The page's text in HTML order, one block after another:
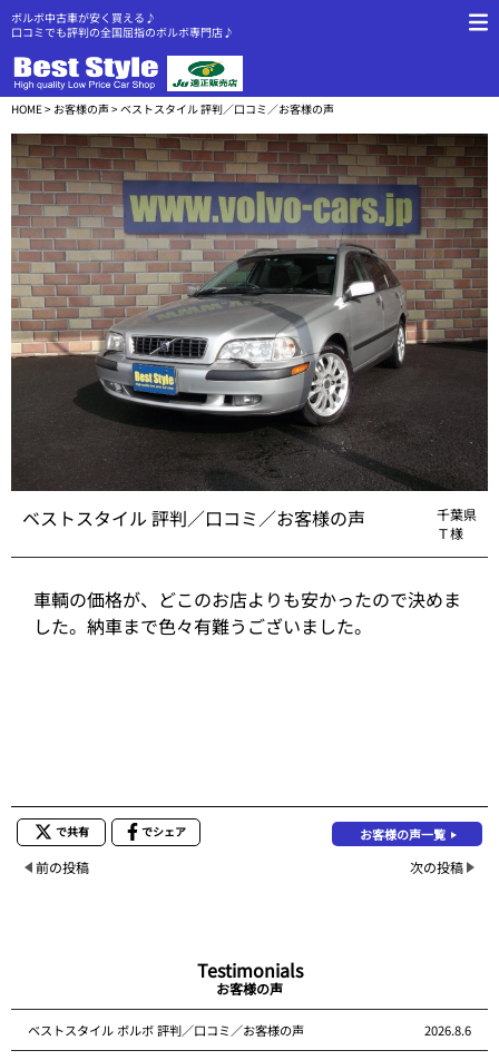
ボルボ中古車が安く買える♪
口コミでも評判の全国屈指のボルボ専門店♪
HOME> お客様の声> ベストスタイル 評判／口コミ／お客様の声
ベストスタイル 評判／口コミ／お客様の声
千葉県
Ｔ様
車輌の価格が、どこのお店よりも安かったので決めま
した。納車まで色々有難うございました。
で共有 でシェア お客様の声一覧
前の投稿 次の投稿
Testimonials
お客様の声
ベストスタイル ボルボ 評判／口コミ／お客様の声 2026.8.6